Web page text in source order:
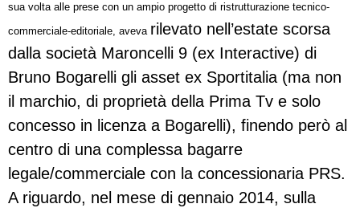
sua volta alle prese con un ampio progetto di ristrutturazione tecnico-
commerciale-editoriale, aveva rilevato nell’estate scorsa
dalla società Maroncelli 9 (ex Interactive) di
Bruno Bogarelli gli asset ex Sportitalia (ma non
il marchio, di proprietà della Prima Tv e solo
concesso in licenza a Bogarelli), finendo però al
centro di una complessa bagarre
legale/commerciale con la concessionaria PRS.
A riguardo, nel mese di gennaio 2014, sulla